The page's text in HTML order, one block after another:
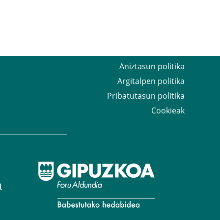
Aniztasun politika
Argitalpen politika
Pribatutasun politika
Cookieak